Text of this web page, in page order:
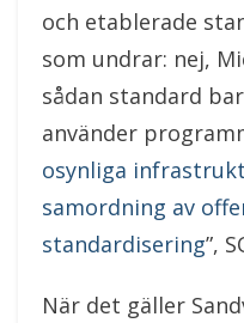
och etablerade
som undrar: nej,
sådan standard
använder
osynliga
samordning av
standardisering”,
När det gäller